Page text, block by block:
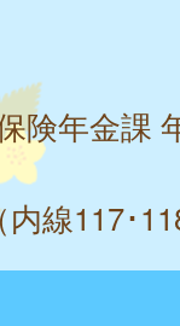
険年金課
内線117･